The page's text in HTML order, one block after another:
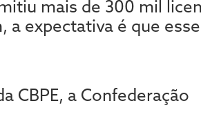
mais de 300 mil
a expectativa é que esse
CBPE, a Confederação